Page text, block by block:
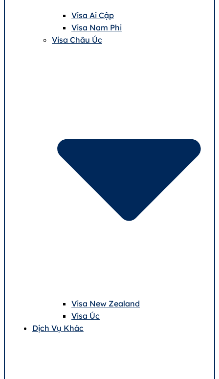
Visa Ai Cập
Visa Nam Phi
Visa Châu Úc
Visa New Zealand
Visa Úc
Dịch Vụ Khác